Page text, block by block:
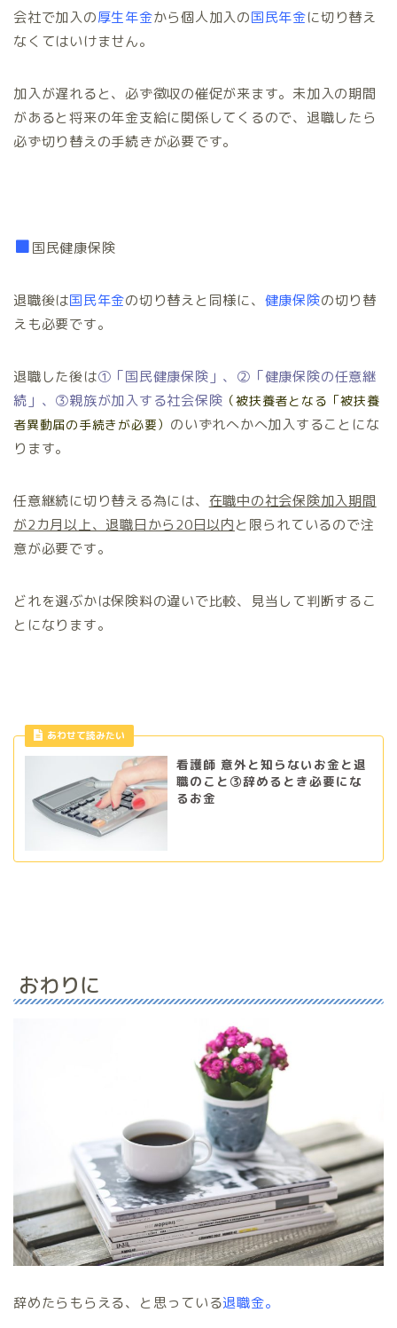
会社で加入の厚生年金から個人加入の国民年金に切り替え
なくてはいけません。
加入が遅れると、必ず徴収の催促が来ます。未加入の期間
があると将来の年金支給に関係してくるので、退職したら
必ず切り替えの手続きが必要です。
■国民健康保険
退職後は国民年金の切り替えと同様に、 健康保険の切り替
えも必要です。
退職した後は①「国民健康保険 」 、 ②「健康保険の任意継
続」、③親族が加入する社会保険 （被扶養者となる「被扶養
者異動届の手続きが必要） のいずれへかへ加入することにな
ります。
任意継続に切り替える為には、 在職中の社会保険加入期間
が2カ月以上、退職日から20日以内と限られているので注
意が必要です。
どれを選ぶかは保険料の違いで比較、見当して判断するこ
とになります。
あわせて読みたい
看護師 意外と知らないお金と退
職のこと③辞めるとき必要にな
るお金
おわりに
辞めたらもらえる、と思っている退職金。